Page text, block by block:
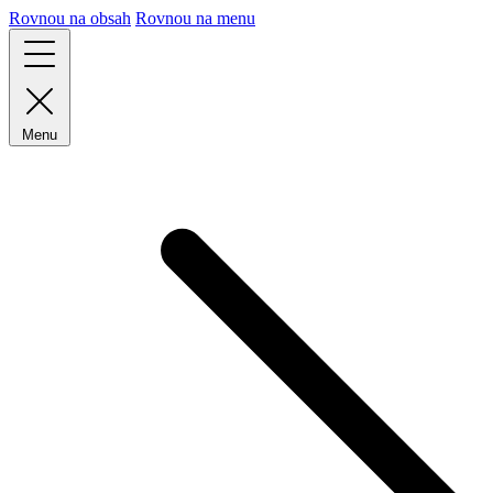
Rovnou na obsah Rovnou na menu
Menu